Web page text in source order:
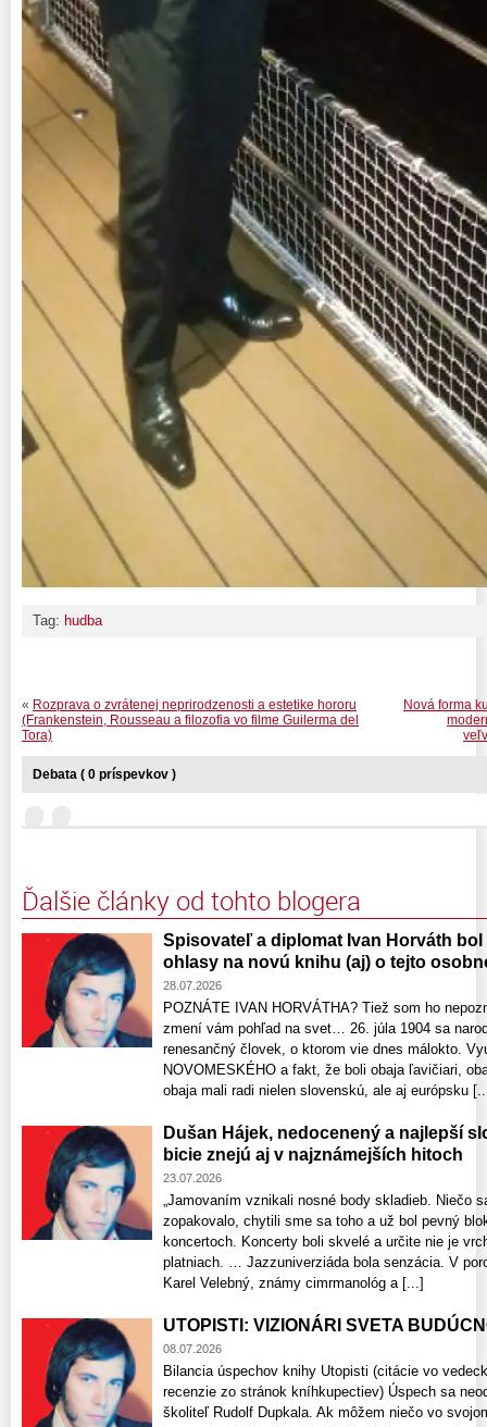
Tag: hudba
Nová forma
« Rozprava o zvrátenej neprirodzenosti a estetike hororu
(Frankenstein, Rousseau a filozofia vo filme Guilerma del
Tora)
Debata ( 0 príspevkov )
Ďalšie články od tohto blogera
Spisovateľ a diplomat Ivan Horváth
ohlasy na novú knihu (aj) o tejto
28.07.2026
POZNÁTE IVAN HORVÁTHA? Tiež som ho
zmení vám pohľad na svet… 26. júla 1904 sa
renesančný človek, o ktorom vie dnes málokto.
NOVOMESKÉHO a fakt, že boli obaja ľavičiari,
obaja mali radi nielen slovenskú, ale aj európsku
Dušan Hájek, nedocenený a najlepší
bicie znejú aj v najznámejších hitoch
23.07.2026
„Jamovaním vznikali nosné body skladieb. Niečo
zopakovalo, chytili sme sa toho a už bol pevný
koncertoch. Koncerty boli skvelé a určite nie je
platniach. … Jazzuniverziáda bola senzácia. V
Karel Velebný, známy cimrmanológ a [...]
UTOPISTI: VIZIONÁRI SVETA
08.07.2026
Bilancia úspechov knihy Utopisti (citácie vo
recenzie zo stránok kníhkupectiev) Úspech sa
školiteľ Rudolf Dupkala. Ak môžem niečo vo